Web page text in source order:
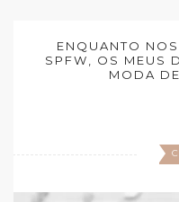
ENQUANTO
SPFW, OS MEUS
MODA